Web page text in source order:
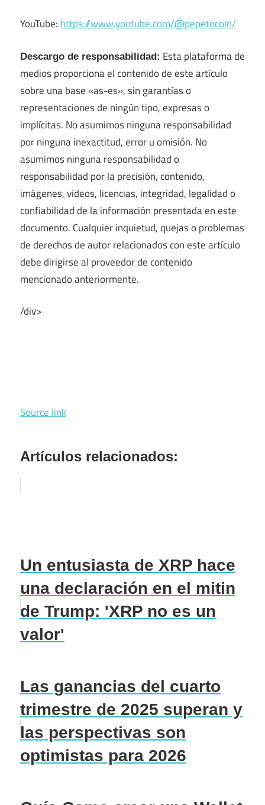
YouTube: https://www.youtube.com/@pepetocoin/
Descargo de responsabilidad: Esta plataforma de
medios proporciona el contenido de este artículo
sobre una base «as-es», sin garantías o
representaciones de ningún tipo, expresas o
implícitas. No asumimos ninguna responsabilidad
por ninguna inexactitud, error u omisión. No
asumimos ninguna responsabilidad o
responsabilidad por la precisión, contenido,
imágenes, videos, licencias, integridad, legalidad o
confiabilidad de la información presentada en este
documento. Cualquier inquietud, quejas o problemas
de derechos de autor relacionados con este artículo
debe dirigirse al proveedor de contenido
mencionado anteriormente.
/div>
Source link
Artículos relacionados:
Un entusiasta de XRP hace
una declaración en el mitin
de Trump: 'XRP no es un
valor'
Las ganancias del cuarto
trimestre de 2025 superan y
las perspectivas son
optimistas para 2026